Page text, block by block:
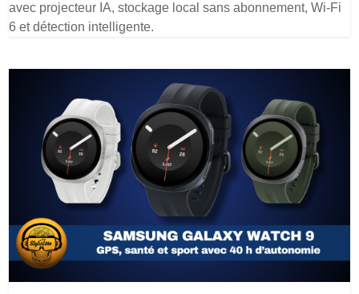
avec projecteur IA, stockage local sans abonnement, Wi-Fi
6 et détection intelligente.